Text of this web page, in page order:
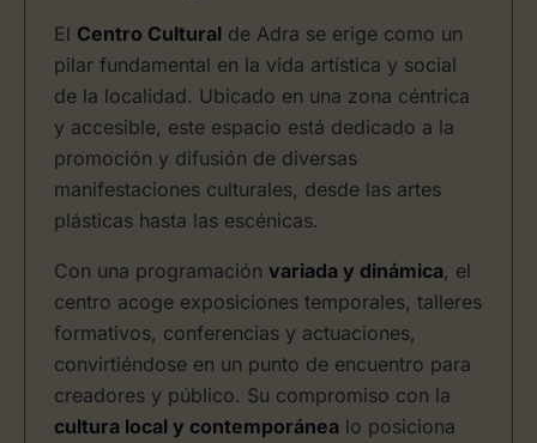
El Centro Cultural de Adra se erige como un
pilar fundamental en la vida artística y social
de la localidad. Ubicado en una zona céntrica
y accesible, este espacio está dedicado a la
promoción y difusión de diversas
manifestaciones culturales, desde las artes
plásticas hasta las escénicas.
Con una programación variada y dinámica, el
centro acoge exposiciones temporales, talleres
formativos, conferencias y actuaciones,
convirtiéndose en un punto de encuentro para
creadores y público. Su compromiso con la
cultura local y contemporánea lo posiciona